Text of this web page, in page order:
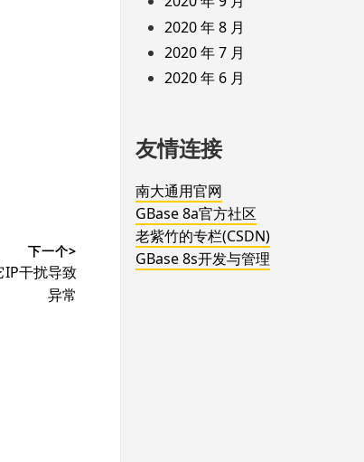
下一个>
干扰导致
异常
2020 年 8 月
2020 年 7 月
2020 年 6 月
友情连接
南大通用官网
GBase 8a官方社区
老紫竹的专栏(CSDN)
GBase 8s开发与管理